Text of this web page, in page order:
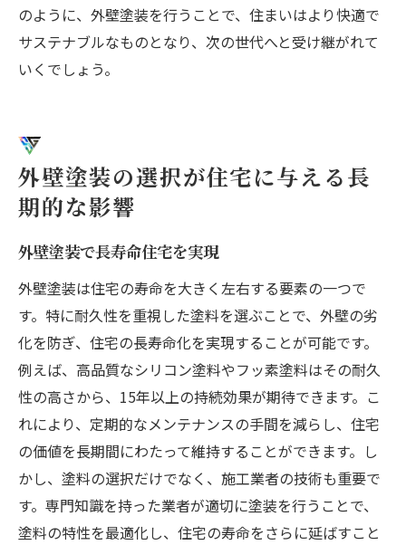
のように、外壁塗装を行うことで、住まいはより快適で
サステナブルなものとなり、次の世代へと受け継がれて
いくでしょう。
外壁塗装の選択が住宅に与える長
期的な影響
外壁塗装で長寿命住宅を実現
外壁塗装は住宅の寿命を大きく左右する要素の一つで
す。特に耐久性を重視した塗料を選ぶことで、外壁の劣
化を防ぎ、住宅の長寿命化を実現することが可能です。
例えば、高品質なシリコン塗料やフッ素塗料はその耐久
性の高さから、15年以上の持続効果が期待できます。こ
れにより、定期的なメンテナンスの手間を減らし、住宅
の価値を長期間にわたって維持することができます。し
かし、塗料の選択だけでなく、施工業者の技術も重要で
す。専門知識を持った業者が適切に塗装を行うことで、
塗料の特性を最適化し、住宅の寿命をさらに延ばすこと